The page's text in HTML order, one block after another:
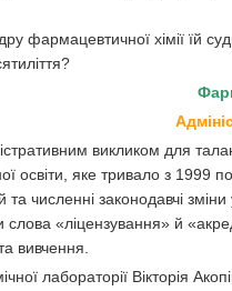
фармацевтичної хімії їй
викликом для
освіти, яке тривало з 1999
та численні законодавчі
слова «ліцензування» й
вивчення.
лабораторії Вікторія